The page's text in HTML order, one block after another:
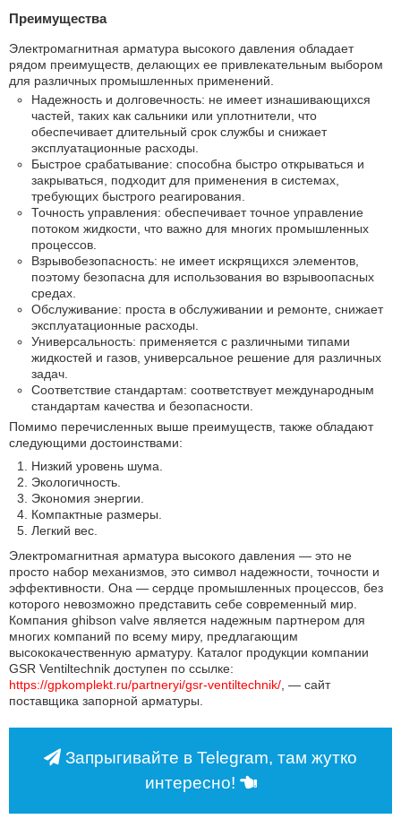
Преимущества
Электромагнитная арматура высокого давления обладает
рядом преимуществ, делающих ее привлекательным выбором
для различных промышленных применений.
Надежность и долговечность: не имеет изнашивающихся
частей, таких как сальники или уплотнители, что
обеспечивает длительный срок службы и снижает
эксплуатационные расходы.
Быстрое срабатывание: способна быстро открываться и
закрываться, подходит для применения в системах,
требующих быстрого реагирования.
Точность управления: обеспечивает точное управление
потоком жидкости, что важно для многих промышленных
процессов.
Взрывобезопасность: не имеет искрящихся элементов,
поэтому безопасна для использования во взрывоопасных
средах.
Обслуживание: проста в обслуживании и ремонте, снижает
эксплуатационные расходы.
Универсальность: применяется с различными типами
жидкостей и газов, универсальное решение для различных
задач.
Соответствие стандартам: соответствует международным
стандартам качества и безопасности.
Помимо перечисленных выше преимуществ, также обладают
следующими достоинствами:
Низкий уровень шума.
Экологичность.
Экономия энергии.
Компактные размеры.
Легкий вес.
Электромагнитная арматура высокого давления — это не
просто набор механизмов, это символ надежности, точности и
эффективности. Она — сердце промышленных процессов, без
которого невозможно представить себе современный мир.
Компания ghibson valve является надежным партнером для
многих компаний по всему миру, предлагающим
высококачественную арматуру. Каталог продукции компании
GSR Ventiltechnik доступен по ссылке:
https://gpkomplekt.ru/partneryi/gsr-ventiltechnik/, — сайт
поставщика запорной арматуры.
Запрыгивайте в Telegram, там жутко
интересно!